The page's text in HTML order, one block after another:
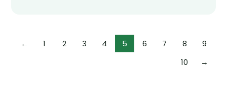
← 1 2 3 4 5 6 7 8
9
10
→